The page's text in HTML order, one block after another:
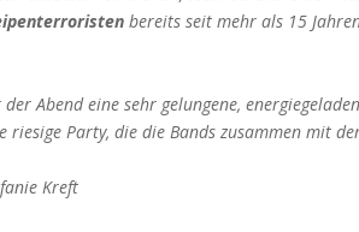
bereits seit mehr als 15
Abend eine sehr gelungene,
riesige Party, die die Bands zusammen mit
Kreft